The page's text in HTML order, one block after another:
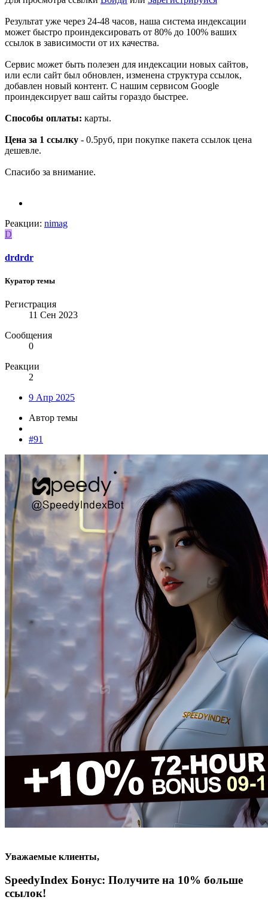
Результат уже через 24-48 часов, наша система индексации
может быстро проиндексировать от 80% до 100% ваших
ссылок в зависимости от их качества.
Сервис может быть полезен для индексации новых сайтов,
или если сайт был обновлен, изменена структура ссылок,
добавлен новый контент. С нашим сервисом Google
проиндексирует ваш сайты гораздо быстрее.
Способы оплаты: карты.
Цена за 1 ссылку - 0.5руб, при покупке пакета ссылок цена
дешевле.
Спасибо за внимание.
Реакции: nimag
D
drdrdr
Куратор темы
Регистрация
11 Сен 2023
Сообщения
0
Реакции
2
9 Апр 2025
Автор темы
#91
Уважаемые клиенты,
SpeedyIndex Бонус: Получите на 10% больше
ссылок!​